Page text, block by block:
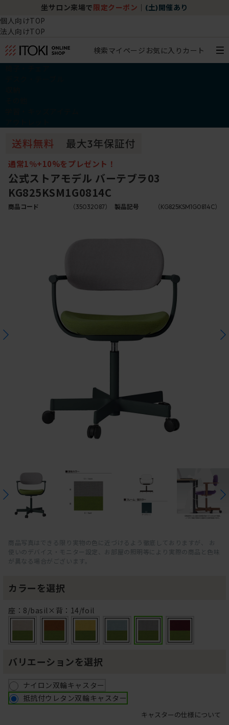
坐サロン来場で 限定クーポン (土)開催あり
個人向けTOP
法人向けTOP
検索マイページ お気に入り カート
通常1％+10%をプレゼント！
公式ストアモデル バーテブラ03
KG825KSM1G0814C
商品コード （35032087） 製品記号 （KG825KSM1G0814C）
商品写真はできる限り実物の色に近づけるよう徹底しておりますが、 お
使いのデバイス・モニター設定、お部屋の照明等により実際の商品と色味
が異なる場合がございます。
カラーを選択
座：8/basil×背：14/foil
バリエーションを選択
ナイロン双輪キャスター
抵抗付ウレタン双輪キャスター
キャスターの仕様について